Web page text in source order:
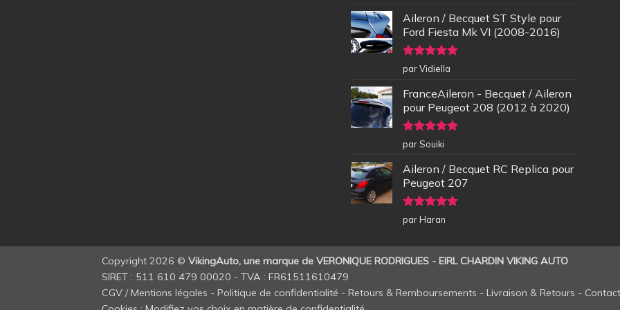
Aileron / Becquet ST Style pour
Ford Fiesta Mk VI (2008-2016)
Note5sur
5
par Vidiella
FranceAileron - Becquet / Aileron
pour Peugeot 208 (2012 à 2020)
Note5sur
5
par Souiki
Aileron / Becquet RC Replica pour
Peugeot 207
Note5sur
5
par Haran
Copyright 2026 © VikingAuto, une marque de VERONIQUE RODRIGUES - EIRL CHARDIN VIKING AUTO
SIRET : 511 610 479 00020 - TVA : FR61511610479
CGV / Mentions légales - Politique de confidentialité - Retours & Remboursements - Livraison & Retours -